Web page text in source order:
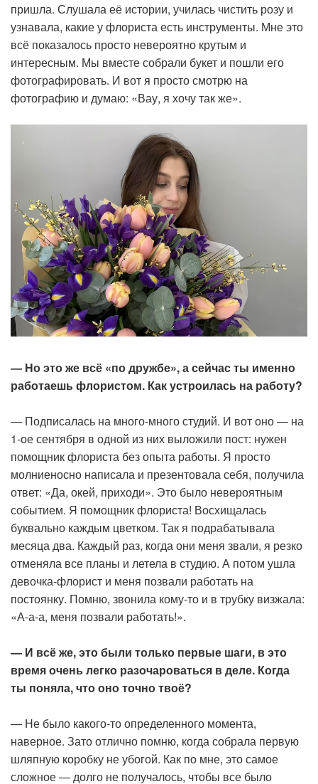
пришла. Слушала её истории, училась чистить розу и
узнавала, какие у флориста есть инструменты. Мне это
всё показалось просто невероятно крутым и
интересным. Мы вместе собрали букет и пошли его
фотографировать. И вот я просто смотрю на
фотографию и думаю: «Вау, я хочу так же».
— Но это же всё «по дружбе», а сейчас ты именно
работаешь флористом. Как устроилась на работу?
— Подписалась на много-много студий. И вот оно — на
1-ое сентября в одной из них выложили пост: нужен
помощник флориста без опыта работы. Я просто
молниеносно написала и презентовала себя, получила
ответ: «Да, окей, приходи». Это было невероятным
событием. Я помощник флориста! Восхищалась
буквально каждым цветком. Так я подрабатывала
месяца два. Каждый раз, когда они меня звали, я резко
отменяла все планы и летела в студию. А потом ушла
девочка-флорист и меня позвали работать на
постоянку. Помню, звонила кому-то и в трубку визжала:
«А-а-а, меня позвали работать!».
— И всё же, это были только первые шаги, в это
время очень легко разочароваться в деле. Когда
ты поняла, что оно точно твоё?
— Не было какого-то определенного момента,
наверное. Зато отлично помню, когда собрала первую
шляпную коробку не убогой. Как по мне, это самое
сложное — долго не получалось, чтобы все было